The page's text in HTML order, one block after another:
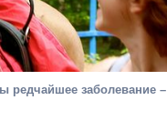
заболевание –